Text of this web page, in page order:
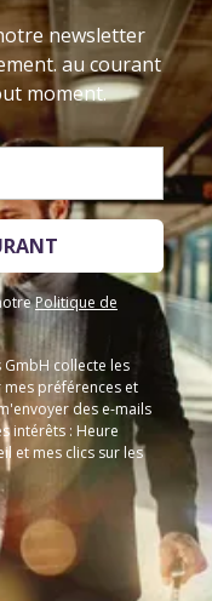
newsletter
au courant
moment.
Politique de
GmbH collecte les
préférences et
des e-mails
intérêts : Heure
et mes clics sur les